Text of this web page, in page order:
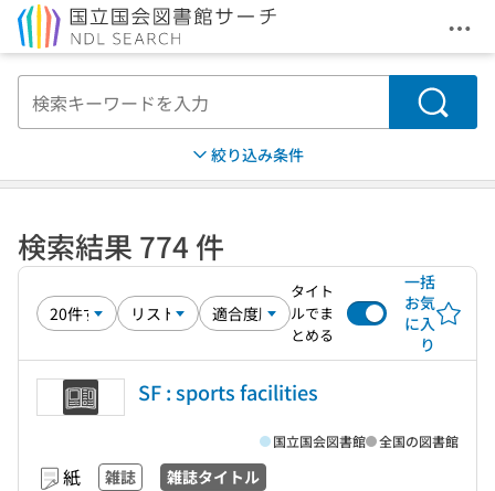
メ
検索
絞り込み条件
検索結果 774 件
タイト
ルでま
とめる
一括
お気
に入
り
SF : sports facilities
紙 雑誌 雑誌タイトル
国立国会図書館 全国の図書館